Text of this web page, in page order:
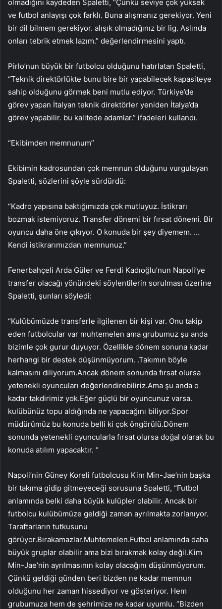
olmadığını kaydeden Spaletti, “Çünkü seviye çok yüksek
ve futbol anlayışı çok farklı. Buna alışmanız gerekiyor. Yeni
bir dil bilmem gerekiyor. alışık olmadığınız bir lig. Aslında
onları tebrik etmek lazım.” değerlendirmesini yaptı.
Pirlo’nun büyük bir futbolcu olduğunu hatırlatan Spaletti,
“Teknik direktörlükte bunu bire bir yapabilecek kapasiteye
sahip olduğunu görmek beni mutlu ediyor. Türkiye’de
görev yapan İtalyan teknik direktörler yeniden İtalya’da
görev yapabilir. bu kalitede adamlar.” ifadeleri kullandı.
“Ekibimden memnunum”
Ekibimin kadrosundan çok memnun olduğunu vurgulayan
Spaletti, sözlerini şöyle sürdürdü:
“Kadro yapısına baktığımızda çok mutluyuz. İstikrarı
bozmak istemiyoruz. Transfer dönemi bir fırsat dönemi. Bir
oyuncu daha öne çıkıyor. O konuda bir şey diyemem. …
Kendi istikrarımızdan memnunuz.”
Fenerbahçeli Arda Güler ve Ferdi Kadıoğlu’nun Napoli’ye
transfer olacağı yönündeki söylentilerin sorulması üzerine
Spaletti, şunları söyledi:
“Kulübümüzde transferle ilgilenen bir kişi var. Onu takip
eden futbolcular var muhtemelen ama grubumuz şu anda
bizimle çok gurur duyuyor. Özellikle dönem sonuna kadar
herhangi bir destek düşünmüyorum. .Takımın böyle
kalmasını diliyorum.Ancak dönem sonunda fırsat olursa
yetenekli oyuncuları değerlendirebiliriz.Ama şu anda o
kadar takdirimiz yok.Eğer güçlü bir oyuncunuz varsa.
kulübünüz topu aldığında ne yapacağını biliyor.Spor
müdürümüz bu konuda belli ki çok öngörülü.Dönem
sonunda yetenekli oyuncularla fırsat olursa doğal olarak bu
konuda atılım yapacaktır. “
Napoli’nin Güney Koreli futbolcusu Kim Min-Jae’nin başka
bir takıma gidip gitmeyeceği sorusuna Spaletti, “Futbol
anlamında belki daha büyük kulüpler olabilir. Ancak bir
futbolcu kulübümüze geldiği zaman ayrılmakta zorlanıyor.
Taraftarların tutkusunu
görüyor.Bırakamazlar.Muhtemelen.Futbol anlamında daha
büyük gruplar olabilir ama bizi bırakmak kolay değil.Kim
Min-Jae’nin ayrılmasının kolay olacağını düşünmüyorum.
Çünkü geldiği günden beri bizden ne kadar memnun
olduğunu her zaman hissediyor ve gösteriyor. Hem
grubumuza hem de şehrimize ne kadar uyumlu. “Bizden